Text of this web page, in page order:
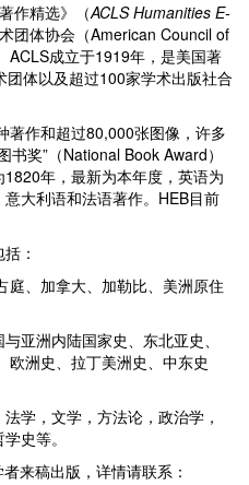
作精选》（ACLS Humanities E-
团体协会（American Council of
ACLS成立于1919年，是美国著
体以及超过100家学术出版社合
著作和超过80,000张图像，许多
书奖”（National Book Award）
年，最新为本年度，英语为
大利语和法语著作。HEB目前
：
庭、加拿大、加勒比、美洲原住
亚洲内陆国家史、东北亚史、
欧洲史、拉丁美洲史、中东史
学，文学，方法论，政治学，
史等。
来稿出版，详情请联系：